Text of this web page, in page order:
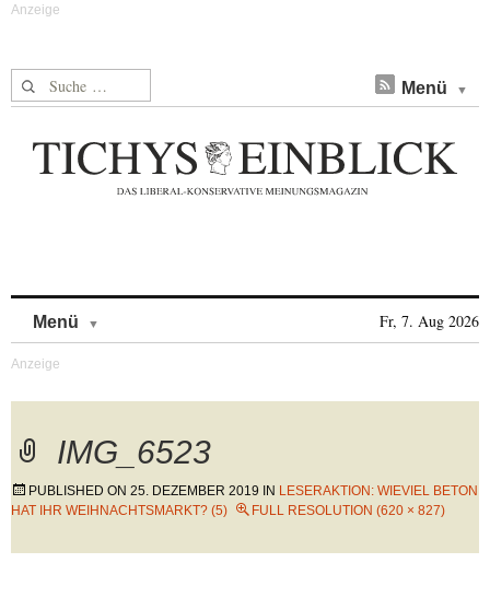
Suche nach: Menü
Menü Fr, 7. Aug 2026
IMG_6523
PUBLISHED ON 25. DEZEMBER 2019 IN LESERAKTION: WIEVIEL BETON
HAT IHR WEIHNACHTSMARKT? (5)
FULL RESOLUTION (620 × 827)